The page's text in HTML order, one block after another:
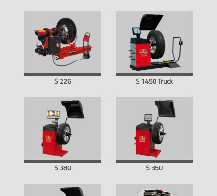
S 226 S 1450 Truck
S 380 S 350